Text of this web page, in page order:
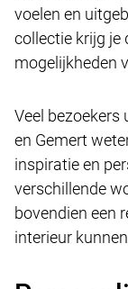
voelen en
collectie krijg je
mogelijkheden
Veel bezoekers
en Gemert
inspiratie en
verschillende
bovendien een
interieur